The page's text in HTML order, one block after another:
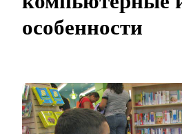
особенности